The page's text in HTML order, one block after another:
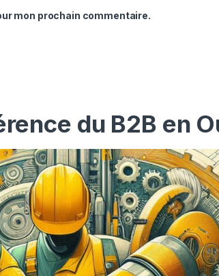
mon prochain commentaire.
du B2B en